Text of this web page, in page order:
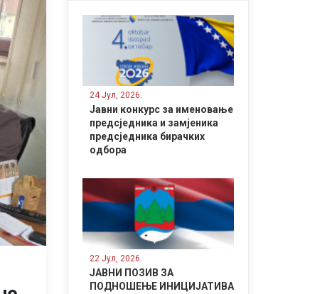
24 Јул, 2026.
Јавни конкурс за именовање
предсједника и замјеника
предсједника бирачких
одбора
22 Јул, 2026.
ЈАВНИ ПОЗИВ ЗА
ПОДНОШЕЊЕ ИНИЦИЈАТИВА